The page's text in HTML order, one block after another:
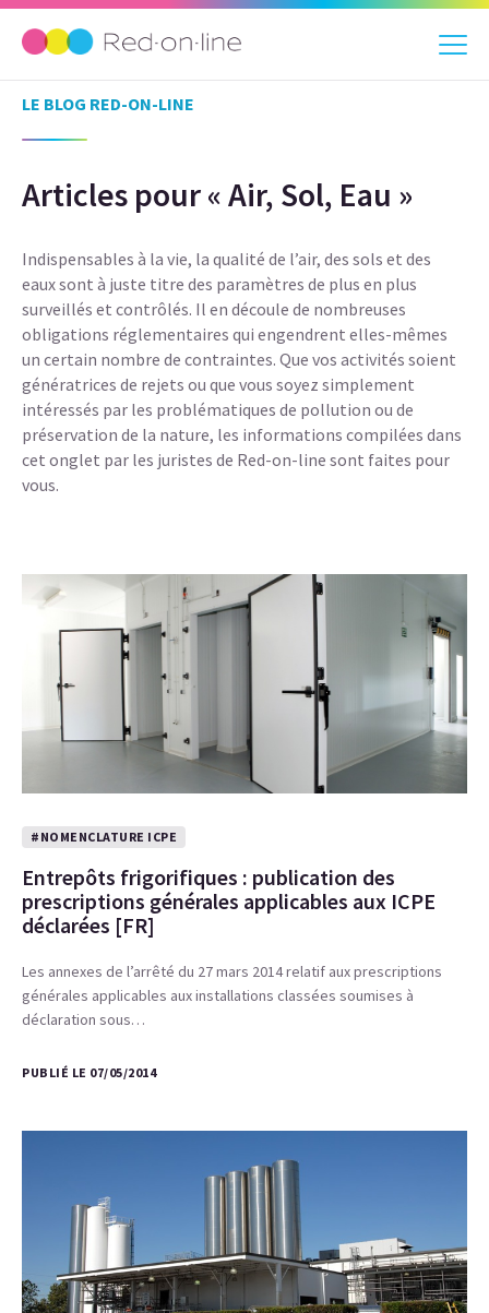
LE BLOG RED-ON-LINE
Articles pour « Air, Sol, Eau »
Indispensables à la vie, la qualité de l’air, des sols et des
eaux sont à juste titre des paramètres de plus en plus
surveillés et contrôlés. Il en découle de nombreuses
obligations réglementaires qui engendrent elles-mêmes
un certain nombre de contraintes. Que vos activités soient
génératrices de rejets ou que vous soyez simplement
intéressés par les problématiques de pollution ou de
préservation de la nature, les informations compilées dans
cet onglet par les juristes de Red-on-line sont faites pour
vous.
#NOMENCLATURE ICPE
Entrepôts frigorifiques : publication des
prescriptions générales applicables aux ICPE
déclarées [FR]
Les annexes de l’arrêté du 27 mars 2014 relatif aux prescriptions
générales applicables aux installations classées soumises à
déclaration sous…
PUBLIÉ LE 07/05/2014